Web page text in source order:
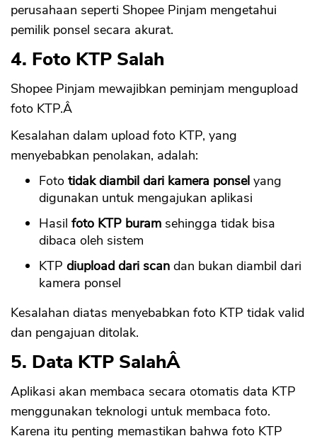
perusahaan seperti Shopee Pinjam mengetahui
pemilik ponsel secara akurat.
4. Foto KTP Salah
Shopee Pinjam mewajibkan peminjam mengupload
foto KTP.Â
Kesalahan dalam upload foto KTP, yang
menyebabkan penolakan, adalah:
Foto tidak diambil dari kamera ponsel yang
digunakan untuk mengajukan aplikasi
Hasil foto KTP buram sehingga tidak bisa
dibaca oleh sistem
KTP diupload dari scan dan bukan diambil dari
kamera ponsel
Kesalahan diatas menyebabkan foto KTP tidak valid
dan pengajuan ditolak.
5. Data KTP SalahÂ
Aplikasi akan membaca secara otomatis data KTP
menggunakan teknologi untuk membaca foto.
Karena itu penting memastikan bahwa foto KTP